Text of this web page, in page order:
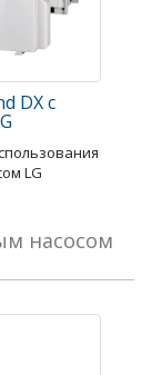
DX с
LG
насосом